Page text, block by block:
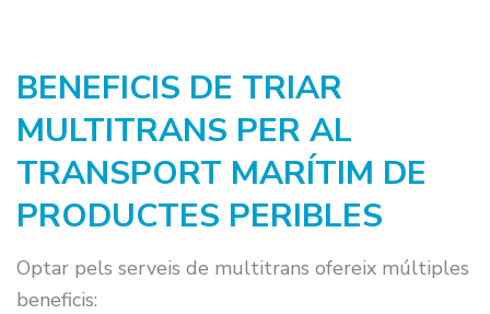
BENEFICIS DE TRIAR
MULTITRANS PER AL
TRANSPORT MARÍTIM DE
PRODUCTES PERIBLES
Optar pels serveis de multitrans ofereix múltiples
beneficis: